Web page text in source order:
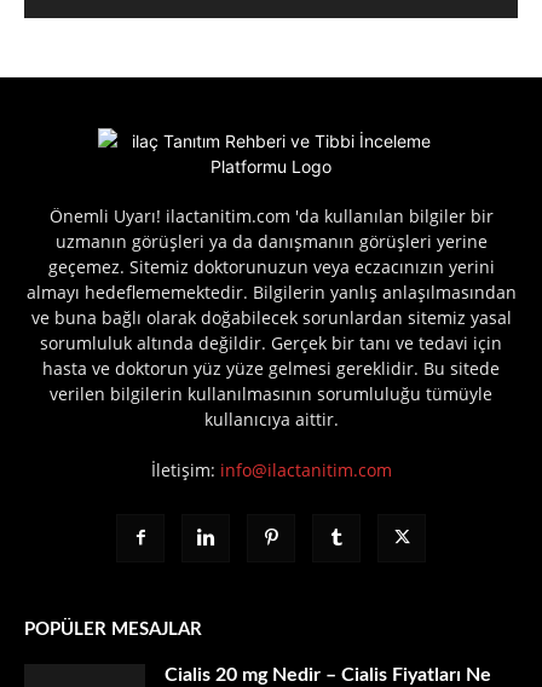
Önemli Uyarı! ilactanitim.com 'da kullanılan bilgiler bir
uzmanın görüşleri ya da danışmanın görüşleri yerine
geçemez. Sitemiz doktorunuzun veya eczacınızın yerini
almayı hedeflememektedir. Bilgilerin yanlış anlaşılmasından
ve buna bağlı olarak doğabilecek sorunlardan sitemiz yasal
sorumluluk altında değildir. Gerçek bir tanı ve tedavi için
hasta ve doktorun yüz yüze gelmesi gereklidir. Bu sitede
verilen bilgilerin kullanılmasının sorumluluğu tümüyle
kullanıcıya aittir.
İletişim: info@ilactanitim.com
POPÜLER MESAJLAR
Cialis 20 mg Nedir – Cialis Fiyatları Ne